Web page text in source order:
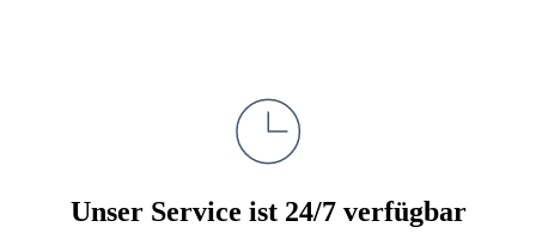
Unser Service ist 24/7 verfügbar